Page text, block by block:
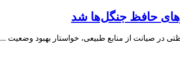
حافظ جنگل‌ها شد
در صیانت از منابع طبیعی، خواستار بهبود وضعیت ...